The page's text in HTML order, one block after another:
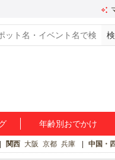
年齢別おでかけ
関西 大阪 京都 兵庫 中国・